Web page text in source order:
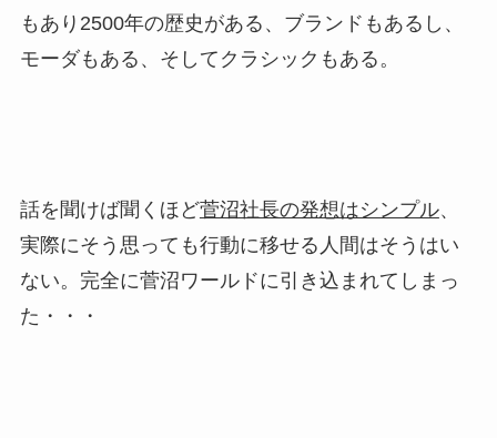
もあり2500年の歴史がある、ブランドもあるし、
モーダもある、そしてクラシックもある。
話を聞けば聞くほど菅沼社長の発想はシンプル、
実際にそう思っても行動に移せる人間はそうはい
ない。完全に菅沼ワールドに引き込まれてしまっ
た・・・